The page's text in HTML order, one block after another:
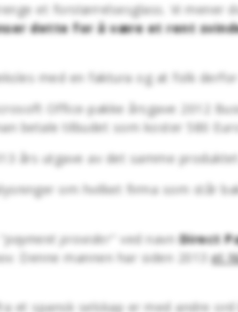
et forstørrelsesglass. Vi
dette for å være et rent
med en faktura og at folk
Office-pakke årsgave 2012
betale tilbudet som koster 580
års utgave av det samme
om hvilket firma som står
payment provider " ved navnDirect
. Denne mannen har siden 2013et
spansk selskap er med andre